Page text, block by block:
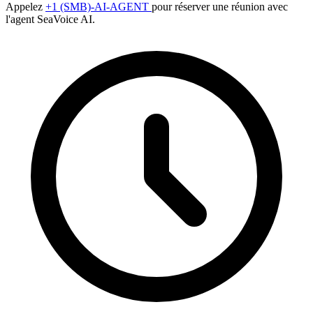
Appelez +1 (SMB)-AI-AGENT pour réserver une réunion avec
l'agent SeaVoice AI.